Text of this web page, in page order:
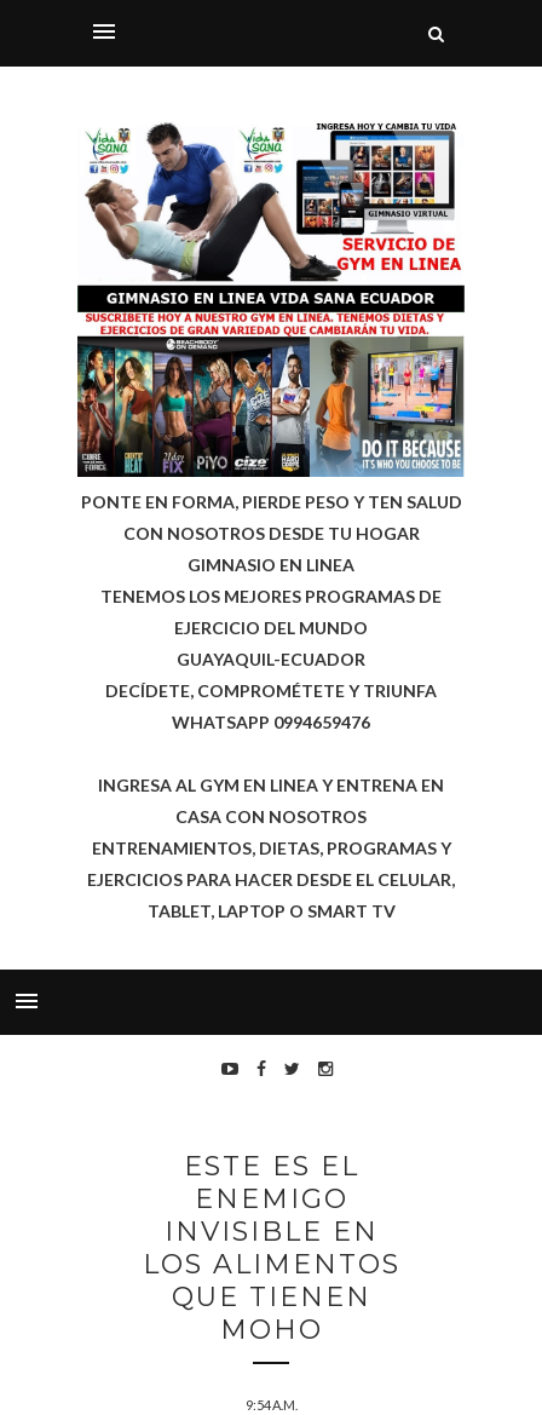
PONTE EN FORMA, PIERDE PESO Y TEN SALUD
CON NOSOTROS DESDE TU HOGAR
GIMNASIO EN LINEA
TENEMOS LOS MEJORES PROGRAMAS DE
EJERCICIO DEL MUNDO
GUAYAQUIL-ECUADOR
DECÍDETE, COMPROMÉTETE Y TRIUNFA
WHATSAPP 0994659476
INGRESA AL GYM EN LINEA Y ENTRENA EN
CASA CON NOSOTROS
ENTRENAMIENTOS, DIETAS, PROGRAMAS Y
EJERCICIOS PARA HACER DESDE EL CELULAR,
TABLET, LAPTOP O SMART TV
ESTE ES EL
ENEMIGO
INVISIBLE EN
LOS ALIMENTOS
QUE TIENEN
MOHO
9:54 A.M.